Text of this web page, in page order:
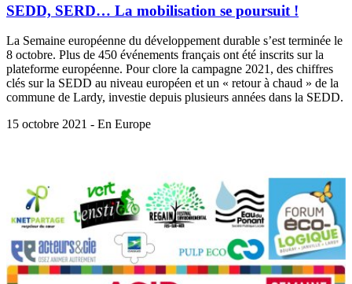
SEDD, SERD… La mobilisation se poursuit !
La Semaine européenne du développement durable s’est terminée le
8 octobre. Plus de 450 événements français ont été inscrits sur la
plateforme européenne. Pour clore la campagne 2021, des chiffres
clés sur la SEDD au niveau européen et un « retour à chaud » de la
commune de Lardy, investie depuis plusieurs années dans la SEDD.
15 octobre 2021 - En Europe